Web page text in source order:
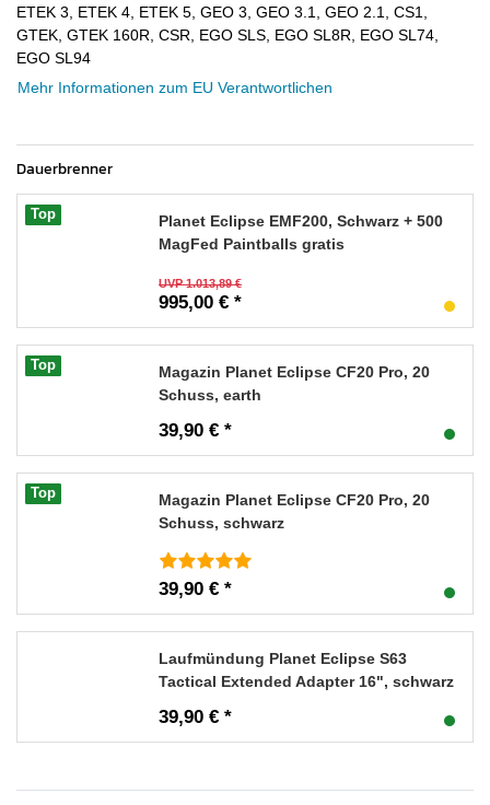
ETEK 3, ETEK 4, ETEK 5, GEO 3, GEO 3.1, GEO 2.1, CS1,
GTEK, GTEK 160R, CSR, EGO SLS, EGO SL8R, EGO SL74,
EGO SL94
Mehr Informationen zum EU Verantwortlichen
Dauerbrenner
Top
Planet Eclipse EMF200, Schwarz + 500
MagFed Paintballs gratis
UVP 1.013,89 €
995,00 € *
Top
Magazin Planet Eclipse CF20 Pro, 20
Schuss, earth
39,90 € *
Top
Magazin Planet Eclipse CF20 Pro, 20
Schuss, schwarz
39,90 € *
Laufmündung Planet Eclipse S63
Tactical Extended Adapter 16", schwarz
39,90 € *